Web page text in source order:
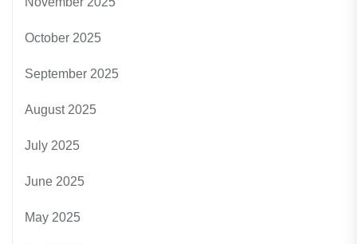
October 2025
September 2025
August 2025
July 2025
June 2025
May 2025